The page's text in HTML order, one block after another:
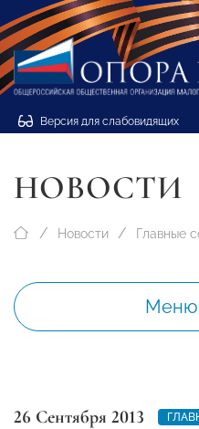
Версия для слабовидящих
НОВОСТИ
Новости Главные
Меню
26 Сентября 2013